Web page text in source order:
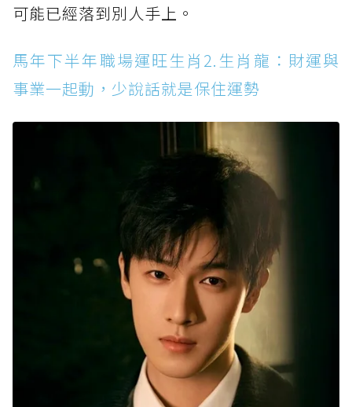
可能已經落到別人手上。
馬年下半年職場運旺生肖2.生肖龍：財運與
事業一起動，少說話就是保住運勢